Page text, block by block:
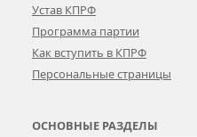
Устав КПРФ
Программа партии
Как вступить в КПРФ
Персональные страницы
ОСНОВНЫЕ РАЗДЕЛЫ